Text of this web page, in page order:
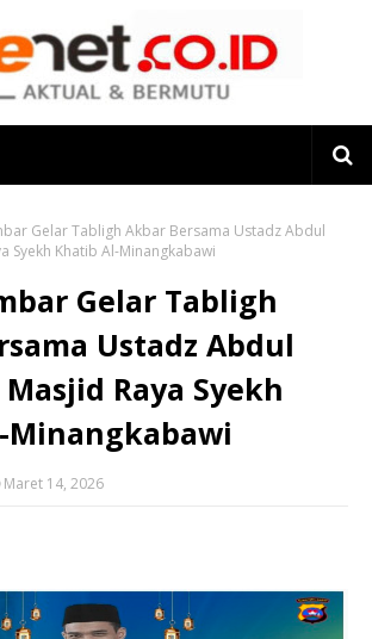
Gelar Tabligh Akbar Bersama Ustadz Abdul
Syekh Khatib Al-Minangkabawi
Gelar Tabligh
Ustadz Abdul
Raya Syekh
Minangkabawi
Maret 14, 2026